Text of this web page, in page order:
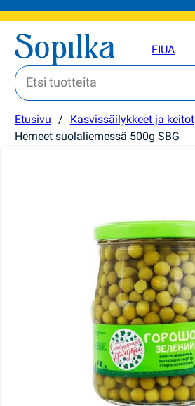
FIUA
Etusivu / Kasvissäilykkeet ja keitot
Herneet suolaliemessä 500g SBG